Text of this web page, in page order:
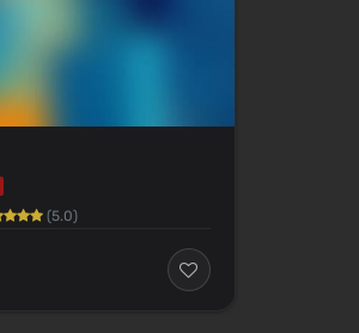
(5.0)